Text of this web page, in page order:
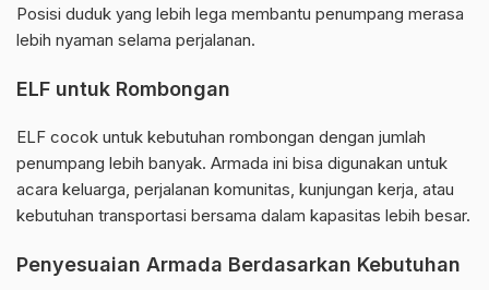
Posisi duduk yang lebih lega membantu penumpang merasa
lebih nyaman selama perjalanan.
ELF untuk Rombongan
ELF cocok untuk kebutuhan rombongan dengan jumlah
penumpang lebih banyak. Armada ini bisa digunakan untuk
acara keluarga, perjalanan komunitas, kunjungan kerja, atau
kebutuhan transportasi bersama dalam kapasitas lebih besar.
Penyesuaian Armada Berdasarkan Kebutuhan